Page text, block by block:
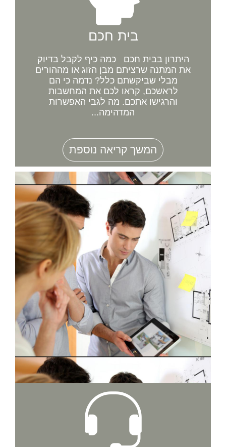
בית חכם
היתרון בבית חכם כמה כיף לקבל בדיוק
את המתנה שרציתם מבן הזוג או מההורים
מבלי שביקשתם כלל? נדמה כי הם
לראשכם, קראו לכם את המחשבות
והרגישו אתכם. מה לגבי האפשרות
המדהימה...
המשך קריאה נוספת